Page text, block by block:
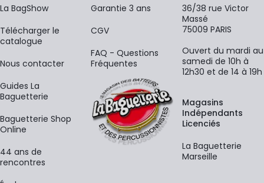
La BagShow
​Télécharger le
catalogue
Nous contacter
Guides La
Baguetterie
Baguetterie Shop
Online
44 ans de
rencontres
Garantie 3 ans
CGV
FAQ - Questions
Fréquentes
36/38 rue Victor
Massé
75009 PARIS
Ouvert du mardi au
samedi de 10h à
12h30 et de 14 à 19h
Magasins
Indépendants
Licenciés
La Baguetterie
Marseille